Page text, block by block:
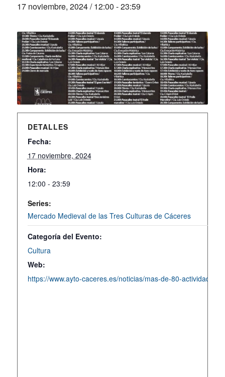
17 noviembre, 2024 / 12:00 -23:59
DETALLES
Fecha:
17 noviembre, 2024
Hora:
12:00 - 23:59
Series:
Mercado Medieval de las Tres Culturas de Cáceres
Categoría del Evento:
Cultura
Web:
https://www.ayto-caceres.es/noticias/mas-de-80-